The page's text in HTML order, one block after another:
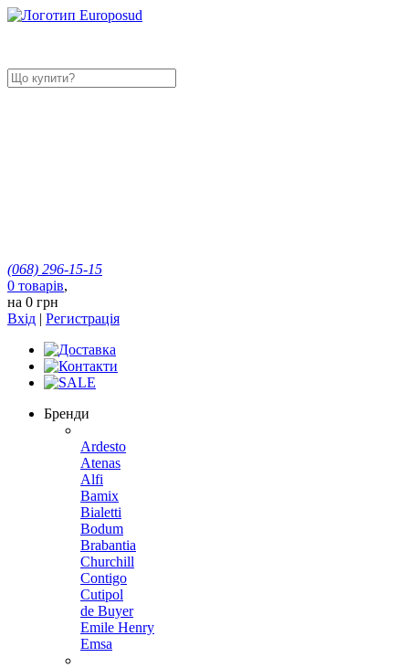
(068) 296-15-15
0 товарів,
на 0 грн
Вхід | Регистрація
Бренди
Ardesto
Atenas
Alfi
Bamix
Bialetti
Bodum
Brabantia
Churchill
Contigo
Cutipol
de Buyer
Emile Henry
Emsa